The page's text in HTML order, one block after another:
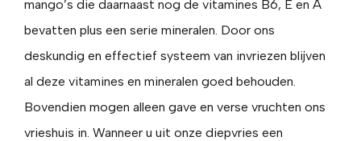
mango’s die daarnaast nog de vitamines B6, E en A
bevatten plus een serie mineralen. Door ons
deskundig en effectief systeem van invriezen blijven
al deze vitamines en mineralen goed behouden.
Bovendien mogen alleen gave en verse vruchten ons
vrieshuis in. Wanneer u uit onze diepvries een